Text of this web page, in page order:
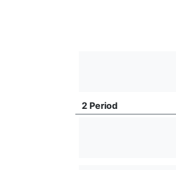
2 Period